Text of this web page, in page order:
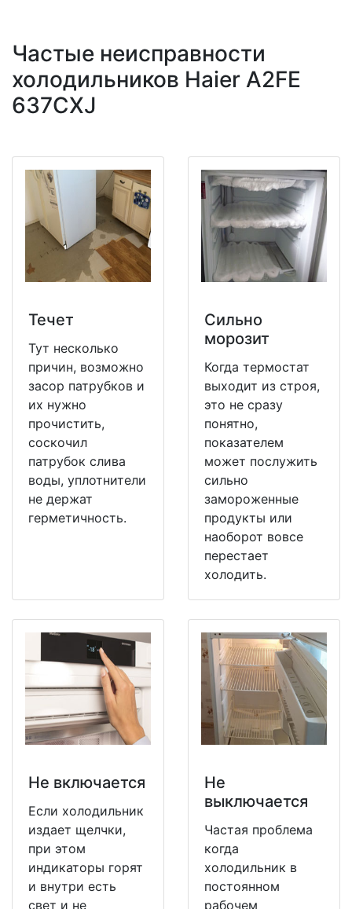
Частые неисправности
холодильников Haier A2FE
637CXJ
Течет
Тут несколько
причин, возможно
засор патрубков и
их нужно
прочистить,
соскочил
патрубок слива
воды, уплотнители
не держат
герметичность.
Сильно
морозит
Когда термостат
выходит из строя,
это не сразу
понятно,
показателем
может послужить
сильно
замороженные
продукты или
наоборот вовсе
перестает
холодить.
Не включается
Если холодильник
издает щелчки,
при этом
индикаторы горят
и внутри есть
свет и не
Не
выключается
Частая проблема
когда
холодильник в
постоянном
рабочем